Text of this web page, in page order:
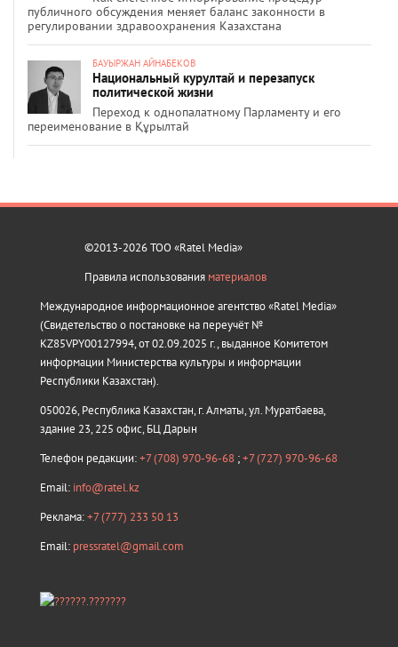
публичного обсуждения меняет баланс законности в
регулировании здравоохранения Казахстана
БАУЫРЖАН АЙНАБЕКОВ
Национальный курултай и перезапуск
политической жизни
Переход к однопалатному Парламенту и его
переименование в Құрылтай
©2013-2026 ТОО «Ratel Media»
Правила использования материалов
Международное информационное агентство «Ratel Media»
(Свидетельство о постановке на переучёт №
KZ85VPY00127994, от 02.09.2025 г., выданное Комитетом
информации Министерства культуры и информации
Республики Казахстан).
050026, Республика Казахстан, г. Алматы, ул. Муратбаева,
здание 23, 225 офис, БЦ Дарын
Телефон редакции:+7 (708) 970-96-68 ;+7 (727) 970-96-68
Email: info@ratel.kz
Реклама:+7 (777) 233 50 13
Email: pressratel@gmail.com